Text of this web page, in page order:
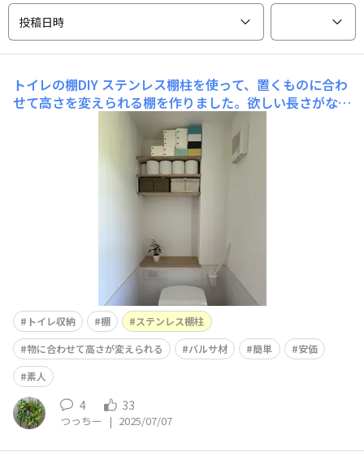
投稿日時
トイレの棚DIY ステンレス棚柱を使って、置くものに合わ
せて高さを変えられる棚を作りました。欲しい長さがなか
ったので、ステンレス棚柱は長めのものを2本購入。金切
りノコでカットして、切り口の処理をして白ペンキで塗装
してます。棚板は軽量のバルサ材をカットしてもらい無塗
トイレ収納 棚
ステンレス棚柱
物に合わせて高さが変えられる
バルサ材 簡単
安価
素人
4 33
つっちー | 2025/07/07